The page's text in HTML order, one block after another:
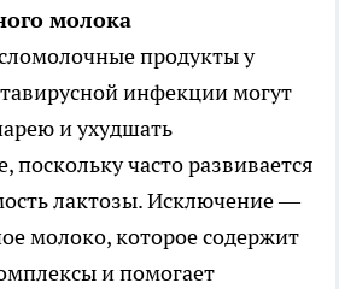
молока
продукты у
инфекции могут
и ухудшать
поскольку часто развивается
лактозы. Исключение —
молоко, которое содержит
и помогает